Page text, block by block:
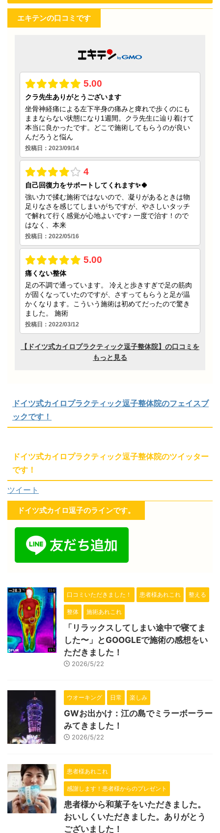
エキテンの口コミです
ドイツ式カイロプラクティック逗子整体院のフェイスブ
ックです！
ドイツ式カイロプラクティック逗子整体院のツイッター
です！
ツイート
ドイツ式カイロ逗子のラインです。
口コミいただきました！ 患者様あれこれ 整える
整体 施術あれこれ
「リラックスしてしまい途中で寝てま
した〜」とGOOGLEで施術の感想をい
ただきました！
2026/5/22
ウオーキング 日常 楽しみ
GWお出かけ：江の島でミラーボーラー
みてきました！
2026/5/22
患者様あれこれ
感謝します！患者様からのプレゼント
患者様から和菓子をいただきました。
おいしくいただきました。ありがとう
ございました！